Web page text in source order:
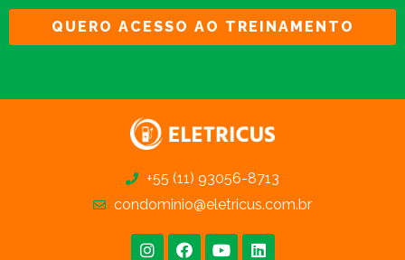
QUERO ACESSO AO TREINAMENTO
+55 (11) 93056-8713
condominio@eletricus.com.br